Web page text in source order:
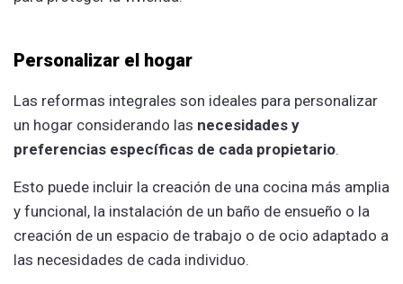
Personalizar el hogar
Las reformas integrales son ideales para personalizar
un hogar considerando las necesidades y
preferencias específicas de cada propietario.
Esto puede incluir la creación de una cocina más amplia
y funcional, la instalación de un baño de ensueño o la
creación de un espacio de trabajo o de ocio adaptado a
las necesidades de cada individuo.